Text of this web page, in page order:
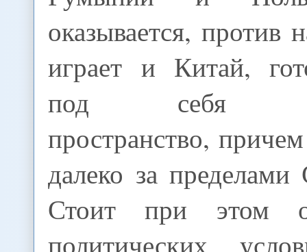
оказывается, против
играет и Китай,
под себя
пространство,
далеко за
Стоит при этом
политических